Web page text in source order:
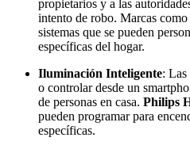
propietarios y a las
intento de robo. Marcas como
sistemas que se pueden
específicas del hogar.
Iluminación Inteligente: Las
o controlar desde un
de personas en casa. Philips
pueden programar para
específicas.